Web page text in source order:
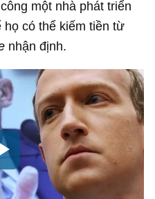
một nhà phát triển
họ có thể kiếm tiền từ
nhận định.